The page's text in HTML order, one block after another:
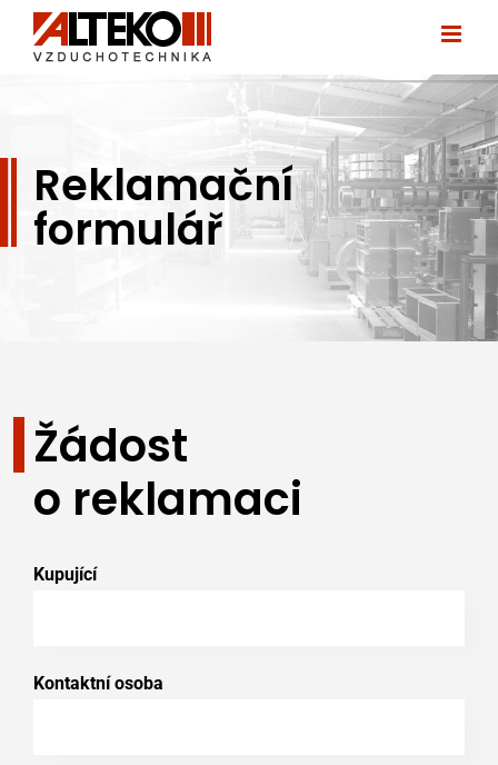
Přeskočit
Reklamační
formulář
Žádost
o reklamaci
Kupující
Kontaktní osoba